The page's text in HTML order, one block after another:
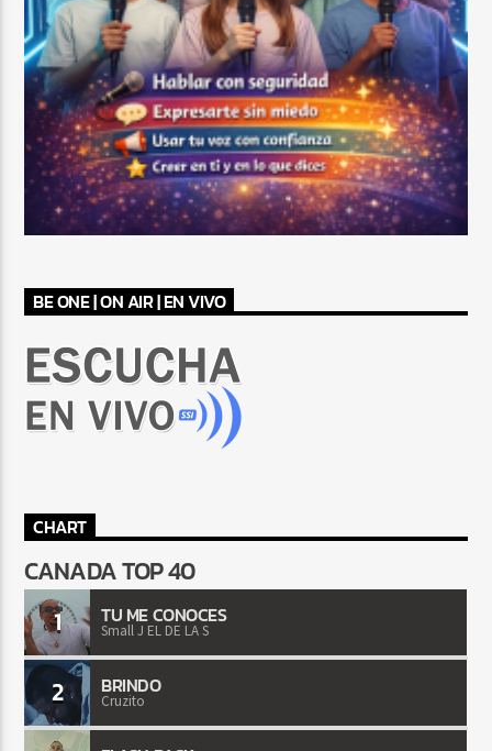
BE ONE | ON AIR | EN VIVO
CHART
CANADA TOP 40
1 TU ME CONOCES
Small J EL DE LA S
2 BRINDO
Cruzito